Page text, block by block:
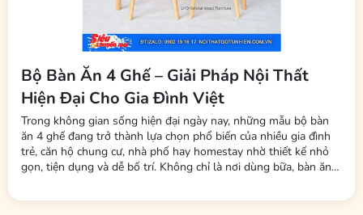
Bộ Bàn Ăn 4 Ghế – Giải Pháp Nội Thất
Hiện Đại Cho Gia Đình Việt
Trong không gian sống hiện đại ngày nay, những mẫu bộ bàn
ăn 4 ghế đang trở thành lựa chọn phổ biến của nhiều gia đình
trẻ, căn hộ chung cư, nhà phố hay homestay nhờ thiết kế nhỏ
gọn, tiện dụng và dễ bố trí. Không chỉ là nơi dùng bữa, bàn ăn
ngày làm việc và học tập. Tại Nội Thất LHQ Furniture, nhiều